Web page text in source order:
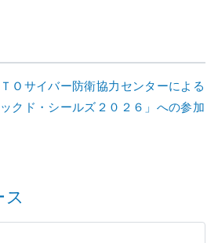
Ｏサイバー防衛協力センターによる
クド・シールズ２０２６」への参加